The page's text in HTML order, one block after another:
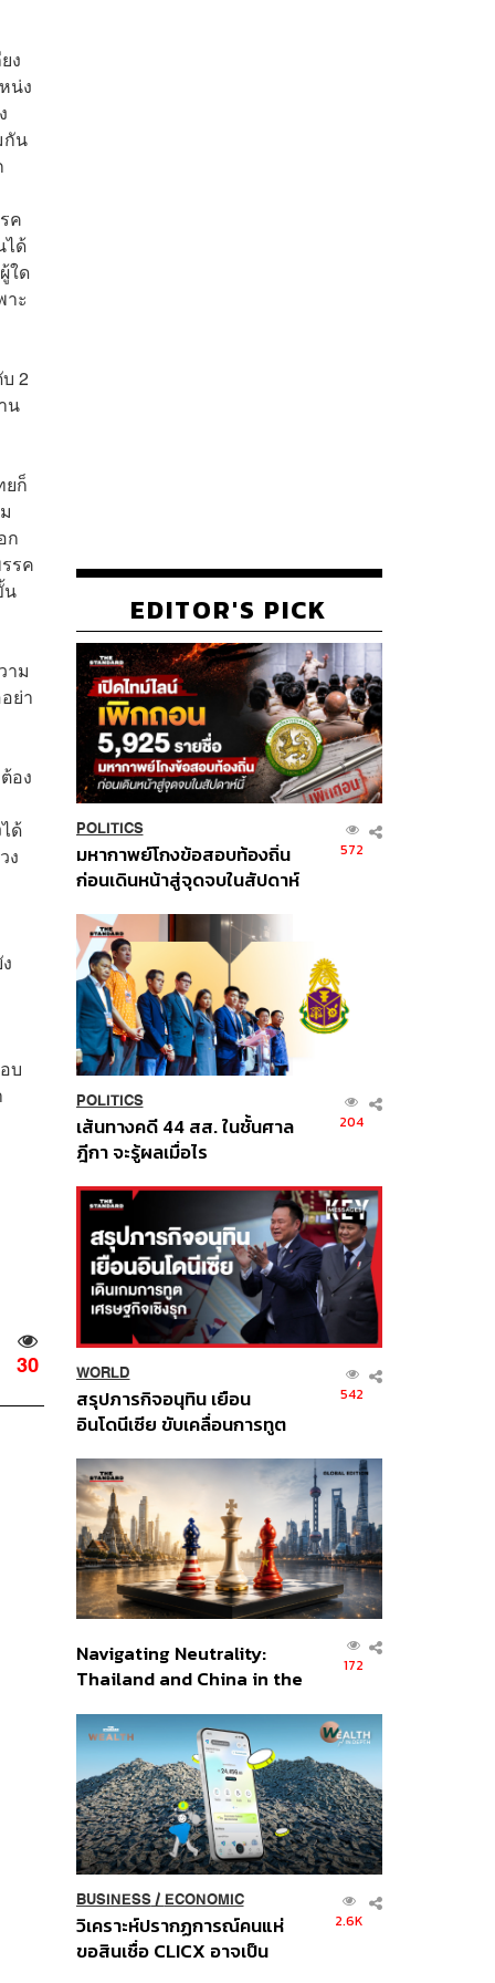
ง
น่ง
กัน
ค
ได้
ใด
าะ
2
น
ยก็
ก
รค
น
าม
ย่า
อง
ด้
ง
บ
30
EDITOR'S PICK
POLITICS
มหากาพย์โกงข้อสอบท้องถิ่น
ก่อนเดินหน้าสู่จุดจบในสัปดาห์
572
POLITICS
เส้นทางคดี 44 สส. ในชั้นศาล
ฎีกา จะรู้ผลเมื่อไร
204
WORLD
สรุปภารกิจอนุทิน เยือน
อินโดนีเซีย ขับเคลื่อนการทูต
ส่วนยุทธศาสตร์ไทย –
อินโดนีเซีย
542
Navigating Neutrality:
Thailand and China in the
Order
172
BUSINESS/ ECONOMIC
วิเคราะห์ปรากฏการณ์คนแห่
ขอสินเชื่อ CLICX อาจเป็น
2.6K